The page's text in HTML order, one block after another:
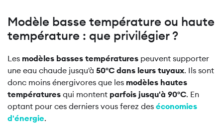
Modèle basse température ou haute
température : que privilégier ?
Les modèles basses températures peuvent supporter
une eau chaude jusqu'à 50°C dans leurs tuyaux. Ils sont
donc moins énergivores que les modèles hautes
températures qui montent parfois jusqu'à 90°C. En
optant pour ces derniers vous ferez des économies
d'énergie.